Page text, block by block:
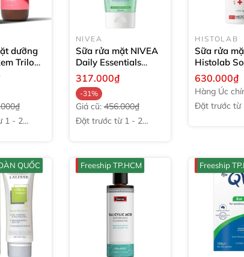
dưỡng
Trilogy
1 - 2
NIVEA
Sữa rửa mặt NIVEA
Daily Essentials
Purifying Face Wash
& Scrub 150 ml
317.000₫
-31%
Giá cũ:456.000₫
Đặt trước từ 1 - 2
HISTOLAB
Sữa rửa
Histolab
Cleansing
Powder
630.000₫
Hàng Úc
hãng
Đặt trước từ
QUỐC Freeship TP.HCM Freeship